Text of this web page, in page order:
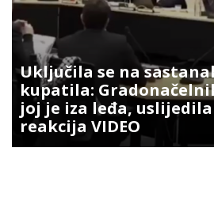
Uključila se na
kupatila:
joj je iza leđa,
reakcija VIDEO